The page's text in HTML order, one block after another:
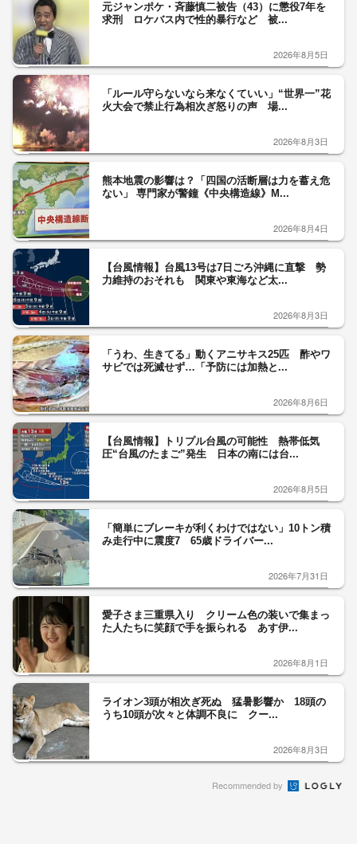
元ジャンポケ・斉藤慎二被告（43）に懲役7年を
求刑 ロケバス内で性的暴行など 被...
2026年8月5日
「ルール守らないなら来なくていい」“世界一”花
火大会で禁止行為相次ぎ怒りの声 場...
2026年8月3日
熊本地震の影響は？「四国の活断層は力を蓄え危
ない」 専門家が警鐘《中央構造線》M...
2026年8月4日
【台風情報】台風13号は7日ごろ沖縄に直撃 勢
力維持のおそれも 関東や東海など太...
2026年8月3日
「うわ、生きてる」動くアニサキス25匹 酢やワ
サビでは死滅せず…「予防には加熱と...
2026年8月6日
【台風情報】トリプル台風の可能性 熱帯低気
圧“台風のたまご”発生 日本の南には台...
2026年8月5日
「簡単にブレーキが利くわけではない」10トン積
み走行中に震度7 65歳ドライバー...
2026年7月31日
愛子さま三重県入り クリーム色の装いで集まっ
た人たちに笑顔で手を振られる あす伊...
2026年8月1日
ライオン3頭が相次ぎ死ぬ 猛暑影響か 18頭の
うち10頭が次々と体調不良に クー...
2026年8月3日
Recommended by